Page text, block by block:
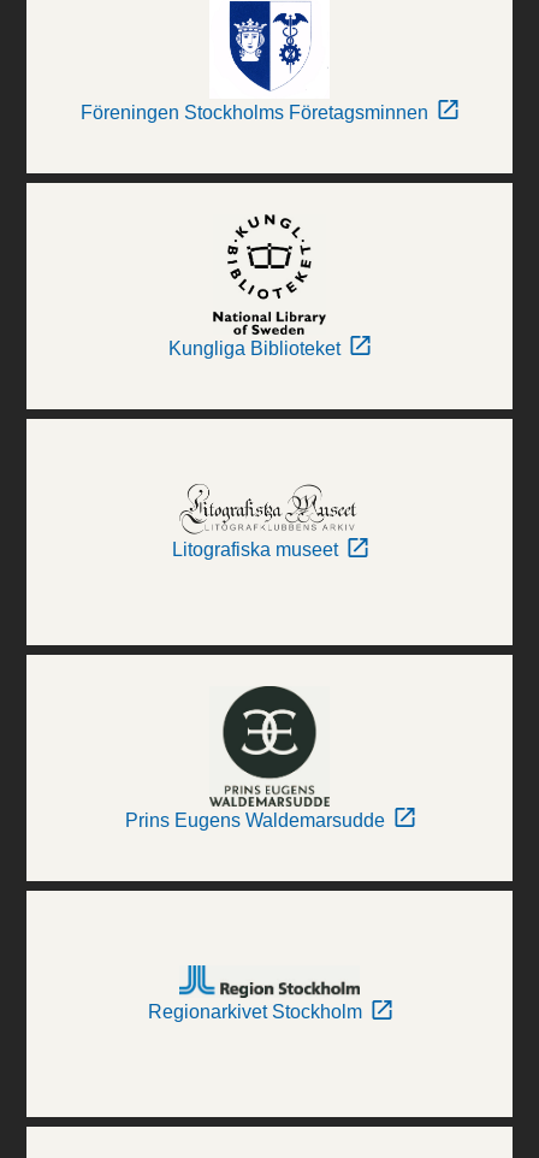
Föreningen Stockholms Företagsminnen
Kungliga Biblioteket
Litografiska museet
Prins Eugens Waldemarsudde
Regionarkivet Stockholm